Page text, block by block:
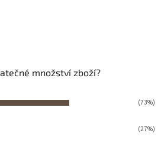
množství zboží?
(73%)
(27%)